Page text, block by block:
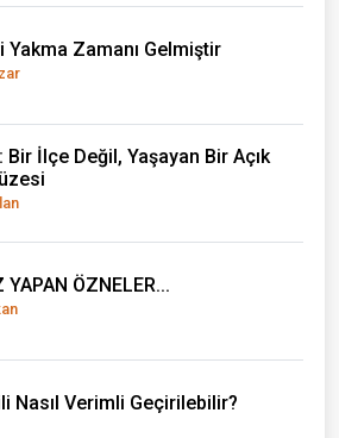
Yakma Zamanı Gelmiştir
Bir İlçe Değil, Yaşayan Bir Açık
ÖZNELER...
Nasıl Verimli Geçirilebilir?